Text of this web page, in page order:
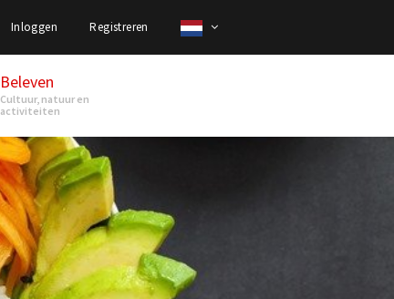
Inloggen Registreren
Beleven
Cultuur, natuur en
activiteiten